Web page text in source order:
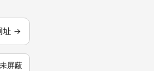
址 →
未屏蔽